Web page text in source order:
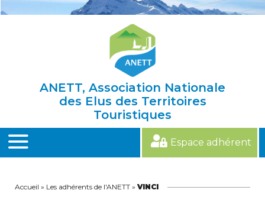
ANETT, Association Nationale
des Elus des Territoires
Touristiques
MENU
Espace adhérent
Accueil » Les adhérents de l'ANETT » VINCI